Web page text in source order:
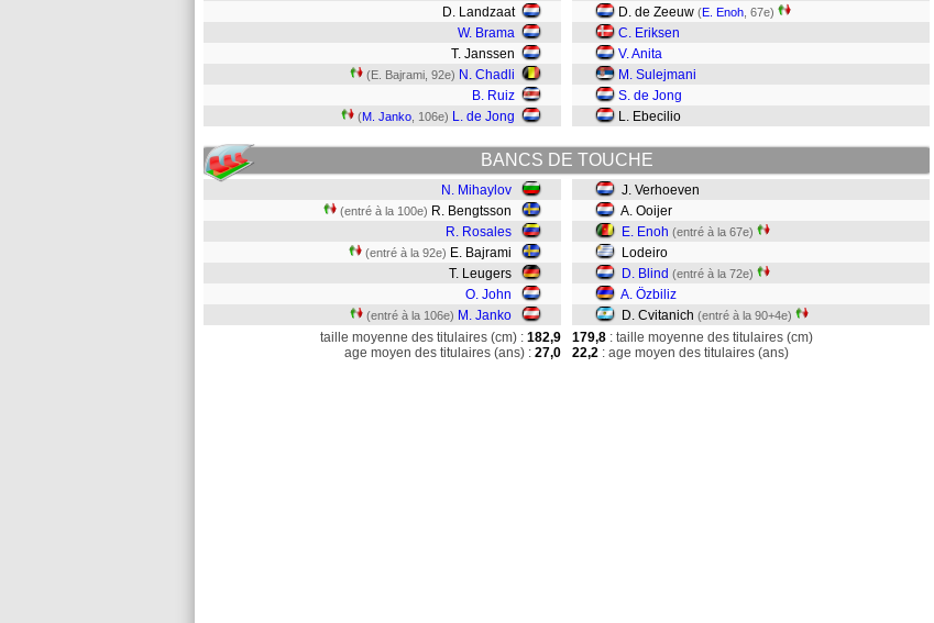
D. Landzaat
W. Brama
T. Janssen
(E. Bajrami, 92e) N. Chadli
B. Ruiz
(M. Janko , 106e) L. de Jong
D. de Zeeuw (E. Enoh , 67e)
C. Eriksen
V. Anita
M. Sulejmani
S. de Jong
L. Ebecilio
BANCS DE TOUCHE
N. Mihaylov
(entré à la 100e) R. Bengtsson
R. Rosales
(entré à la 92e) E. Bajrami
T. Leugers
O. John
(entré à la 106e) M. Janko
J. Verhoeven
A. Ooijer
E. Enoh (entré à la 67e)
Lodeiro
D. Blind (entré à la 72e)
A. Özbiliz
D. Cvitanich (entré à la 90+4e)
taille moyenne des titulaires (cm) : 182,9
age moyen des titulaires (ans) : 27,0
179,8 : taille moyenne des titulaires (cm)
22,2 : age moyen des titulaires (ans)